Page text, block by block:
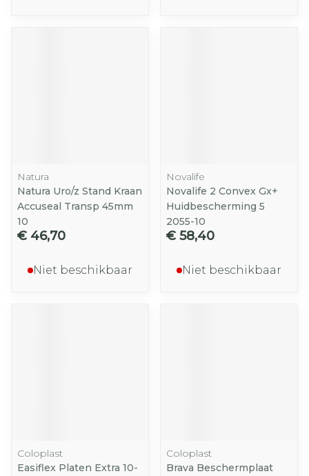
Natura
Natura Uro/z Stand Kraan
Accuseal Transp 45mm
10
€ 46,70
Niet beschikbaar
Novalife
Novalife 2 Convex Gx+
Huidbescherming 5
2055-10
€ 58,40
Niet beschikbaar
Coloplast
Easiflex Platen Extra 10-
Coloplast
Brava Beschermplaat